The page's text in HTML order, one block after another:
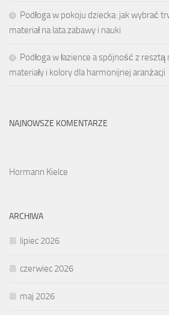
Podłoga w pokoju dziecka: jak wybrać
materiał na lata zabawy i nauki
Podłoga w łazience a spójność z
materiały i kolory dla harmonijnej aranżacji
NAJNOWSZE KOMENTARZE
Hormann Kielce
ARCHIWA
lipiec 2026
czerwiec 2026
maj 2026